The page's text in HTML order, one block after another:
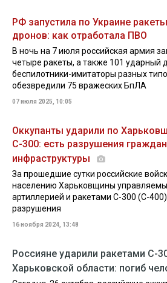
РФ запустила по Украине
дронов: как отработала ПВО
В ночь на 7 июля российская армия
четыре ракеты, а также 101 ударный
беспилотники-имитаторы разных
обезвредили 75 вражеских БпЛА
07 июля 2025, 10:05
Оккупанты ударили по
С-300: есть разрушения
инфраструктуры
За прошедшие сутки российские
населению Харьковщины
артиллерией и ракетами С-300 (С-
разрушения
16 ноября 2024, 13:48
Россияне ударили ракетами С-
Харьковской области: погиб